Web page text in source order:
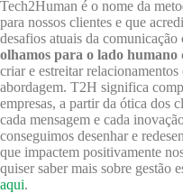
Tech2Human é o nome da
para nossos clientes e que
desafios atuais da
olhamos para o lado humano
criar e estreitar
abordagem. T2H significa
empresas, a partir da ótica dos
cada mensagem e cada
conseguimos desenhar e
que impactem positivamente
quiser saber mais sobre gestão
aqui.